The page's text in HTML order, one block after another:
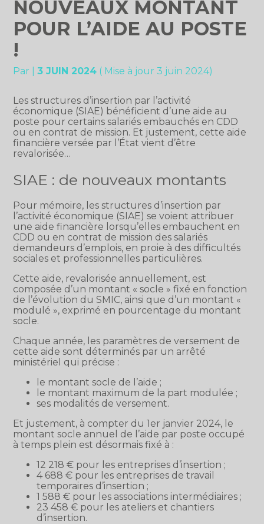
NOUVEAUX MONTANT
POUR L’AIDE AU POSTE
!
Par |3 JUIN 2024 ( Mise à jour 3 juin 2024)
Les structures d’insertion par l’activité
économique (SIAE) bénéficient d’une aide au
poste pour certains salariés embauchés en CDD
ou en contrat de mission. Et justement, cette aide
financière versée par l’État vient d’être
revalorisée…
SIAE : de nouveaux montants
Pour mémoire, les structures d’insertion par
l’activité économique (SIAE) se voient attribuer
une aide financière lorsqu’elles embauchent en
CDD ou en contrat de mission des salariés
demandeurs d’emplois, en proie à des difficultés
sociales et professionnelles particulières.
Cette aide, revalorisée annuellement, est
composée d’un montant « socle » fixé en fonction
de l’évolution du SMIC, ainsi que d’un montant «
modulé », exprimé en pourcentage du montant
socle.
Chaque année, les paramètres de versement de
cette aide sont déterminés par un arrêté
ministériel qui précise :
le montant socle de l’aide ;
le montant maximum de la part modulée ;
ses modalités de versement.
Et justement, à compter du 1er janvier 2024, le
montant socle annuel de l’aide par poste occupé
à temps plein est désormais fixé à :
12 218 € pour les entreprises d’insertion ;
4 688 € pour les entreprises de travail
temporaires d’insertion ;
1 588 € pour les associations intermédiaires ;
23 458 € pour les ateliers et chantiers
d’insertion.